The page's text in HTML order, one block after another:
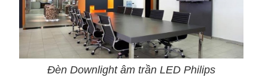
Đèn Downlight âm trần LED Philips